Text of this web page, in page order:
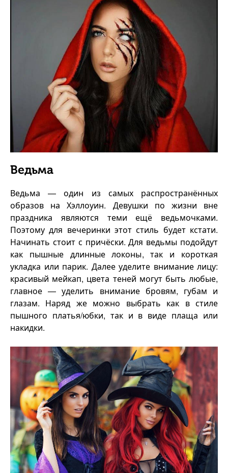
Ведьма
Ведьма — один из самых распространённых
образов на Хэллоуин. Девушки по жизни вне
праздника являются теми ещё ведьмочками.
Поэтому для вечеринки этот стиль будет кстати.
Начинать стоит с причёски. Для ведьмы подойдут
как пышные длинные локоны, так и короткая
укладка или парик. Далее уделите внимание лицу:
красивый мейкап, цвета теней могут быть любые,
главное — уделить внимание бровям, губам и
глазам. Наряд же можно выбрать как в стиле
пышного платья/юбки, так и в виде плаща или
накидки.